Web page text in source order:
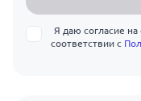
Я даю согласие на
соответствии с